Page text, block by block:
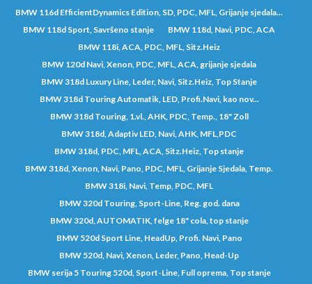
BMW 116d EfficientDynamics Edition, SD, PDC, MFL, Grijanje sjedala...
BMW 118d Sport, Savršeno stanje
BMW 118d, Navi, PDC, ACA
BMW 118i, ACA, PDC, MFL, Sitz.Heiz
BMW 120d Navi, Xenon, PDC, MFL, ACA, grijanje sjedala
BMW 318d Luxury Line, Leder, Navi, Sitz.Heiz, Top Stanje
BMW 318d Touring Automatik, LED, Profi.Navi, kao nov...
BMW 318d Touring, 1.vl., AHK, PDC, Temp., 18" Zoll
BMW 318d, Adaptiv LED, Navi, AHK, MFL,PDC
BMW 318d, PDC, MFL, ACA, Sitz.Heiz, Top stanje
BMW 318d, Xenon, Navi, Pano, PDC, MFL, Grijanje Sjedala, Temp.
BMW 318i, Navi, Temp, PDC, MFL
BMW 320d Touring, Sport-Line, Reg. god. dana
BMW 320d, AUTOMATIK, felge 18" cola, top stanje
BMW 520d Sport Line, HeadUp, Profi. Navi, Pano
BMW 520d, Navi, Xenon, Leder, Pano, Head-Up
BMW serija 5 Touring 520d, Sport-Line, Full oprema, Top stanje